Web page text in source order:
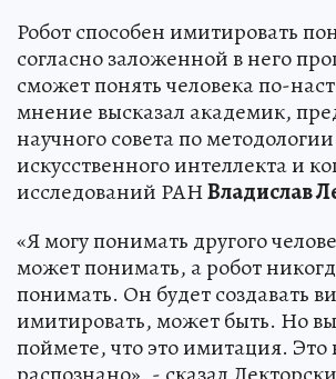
Робот способен имитировать
согласно заложенной в него
сможет понять человека по-
мнение высказал академик,
научного совета по методологии
искусственного интеллекта и
исследований РАНВладислав
«Я могу понимать другого
может понимать, а робот
понимать. Он будет создавать
имитировать, может быть. Но
поймете, что это имитация. Это